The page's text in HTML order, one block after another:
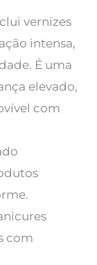
vernizes
intensa,
É uma
elevado,
com
com